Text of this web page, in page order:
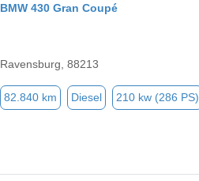
BMW 430 Gran Coupé
Ravensburg, 88213
82.840 km Diesel 210 kw (286 PS)